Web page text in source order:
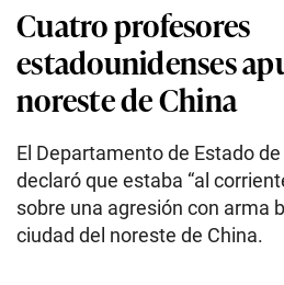
Cuatro profesores
estadounidenses
noreste de China
El Departamento de Estado
declaró que estaba “al
sobre una agresión con arma
ciudad del noreste de China.